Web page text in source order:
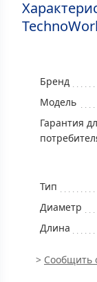
Бренд
Модель
Гарантия
Тип
Диаметр
Длина
> Сообщить